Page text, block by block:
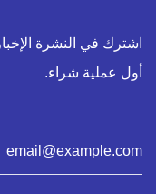
أول عملية شراء.